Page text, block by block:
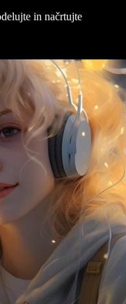
in načrtujte